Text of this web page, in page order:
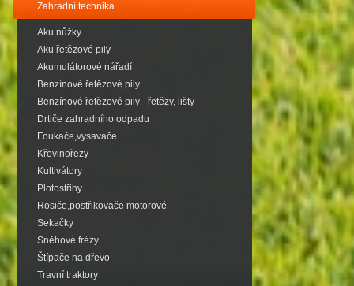
Zahradní technika
Aku nůžky
Aku řetězové pily
Akumulátorové nářadí
Benzínové řetězové pily
Benzínové řetězové pily - řetězy, lišty
Drtiče zahradního odpadu
Foukače,vysavače
Křovinořezy
Kultivátory
Plotostřihy
Rosiče,postřikovače motorové
Sekačky
Sněhové frézy
Štípače na dřevo
Travní traktory